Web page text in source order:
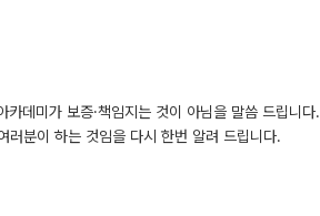
데미가 보증·책임지는 것이 아님을 말씀 드립니다.
러분이 하는 것임을 다시 한번 알려 드립니다.